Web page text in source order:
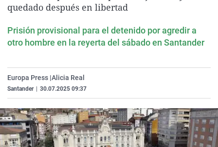
Gente viajera
Como el perro y el
Equipo de
La Rioja
Elecciones
quedado después en libertad
Prisión provisional para el detenido por agredir a
otro hombre en la reyerta del sábado en Santander
Europa Press |Alicia Real
Santander 30.07.2025 09:37